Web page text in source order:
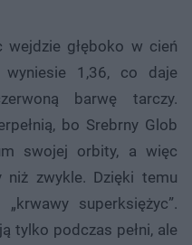
wejdzie głęboko w cień
1,36, co daje
barwę tarczy.
bo Srebrny Glob
swojej orbity, a więc
niż zwykle. Dzięki temu
superksiężyc”.
tylko podczas pełni, ale